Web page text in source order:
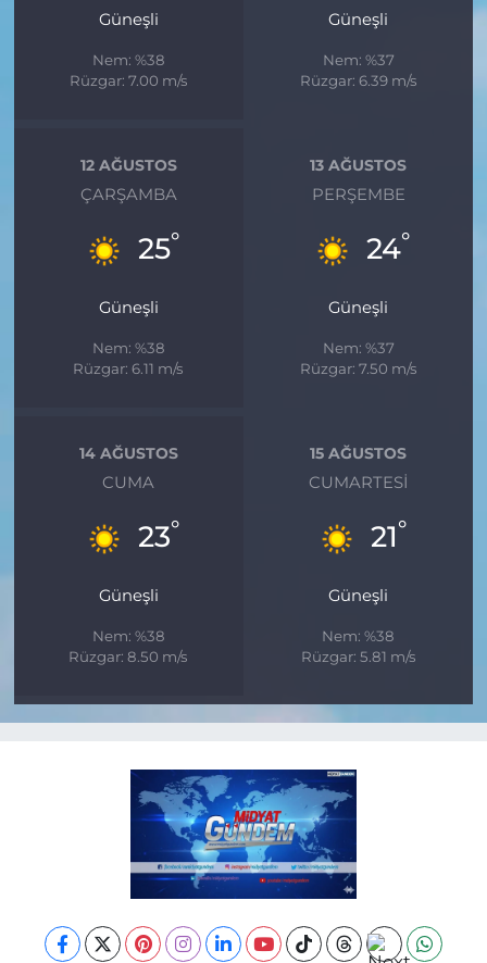
Güneşli
Nem: %38
Rüzgar: 7.00 m/s
Güneşli
Nem: %37
Rüzgar: 6.39 m/s
12 AĞUSTOS
ÇARŞAMBA
25°
Güneşli
Nem: %38
Rüzgar: 6.11 m/s
13 AĞUSTOS
PERŞEMBE
24°
Güneşli
Nem: %37
Rüzgar: 7.50 m/s
14 AĞUSTOS
CUMA
23°
Güneşli
Nem: %38
Rüzgar: 8.50 m/s
15 AĞUSTOS
CUMARTESI
21°
Güneşli
Nem: %38
Rüzgar: 5.81 m/s